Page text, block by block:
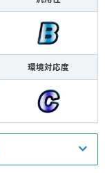
環境対応度